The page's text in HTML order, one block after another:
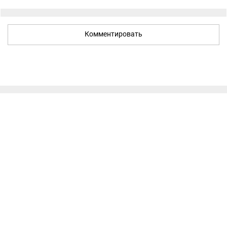
Комментировать